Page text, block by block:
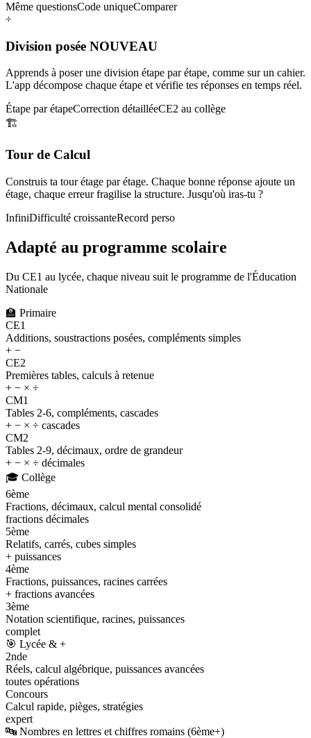
Même questionsCode uniqueComparer
÷
Division posée NOUVEAU
Apprends à poser une division étape par étape, comme sur un cahier.
L'app décompose chaque étape et vérifie tes réponses en temps réel.
Étape par étapeCorrection détailléeCE2 au collège
🏗️
Tour de Calcul
Construis ta tour étage par étage. Chaque bonne réponse ajoute un
étage, chaque erreur fragilise la structure. Jusqu'où iras-tu ?
InfiniDifficulté croissanteRecord perso
Adapté au programme scolaire
Du CE1 au lycée, chaque niveau suit le programme de l'Éducation
Nationale
🏫 Primaire
CE1
Additions, soustractions posées, compléments simples
+ −
CE2
Premières tables, calculs à retenue
+ − × ÷
CM1
Tables 2-6, compléments, cascades
+ − × ÷ cascades
CM2
Tables 2-9, décimaux, ordre de grandeur
+ − × ÷ décimales
🎓 Collège
6ème
Fractions, décimaux, calcul mental consolidé
fractions décimales
5ème
Relatifs, carrés, cubes simples
+ puissances
4ème
Fractions, puissances, racines carrées
+ fractions avancées
3ème
Notation scientifique, racines, puissances
complet
🎯 Lycée & +
2nde
Réels, calcul algébrique, puissances avancées
toutes opérations
Concours
Calcul rapide, pièges, stratégies
expert
🔤 Nombres en lettres et chiffres romains (6ème+)